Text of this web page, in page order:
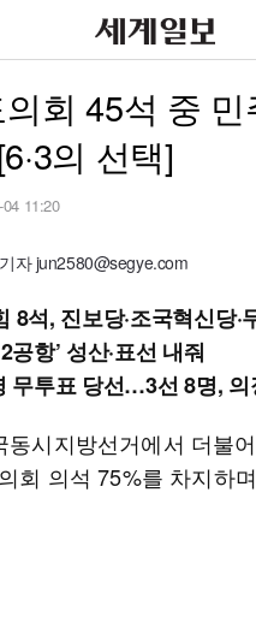
회 45석 중 민
의 선택]
11:20
자 jun2580@segye.com
8석, 진보당·조국혁신당
공항’ 성산·표선 내줘
무투표 당선…3선 8명, 의
동시지방선거에서 더불
회 의석 75%를 차지하